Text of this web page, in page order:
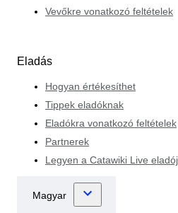
Vevőkre vonatkozó feltételek
Eladás
Hogyan értékesíthet
Tippek eladóknak
Eladókra vonatkozó feltételek
Partnerek
Legyen a Catawiki Live